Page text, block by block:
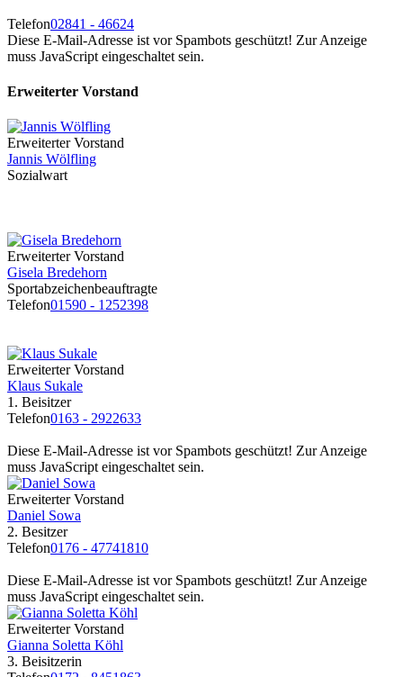
Telefon02841 - 46624
Diese E-Mail-Adresse ist vor Spambots geschützt! Zur Anzeige
muss JavaScript eingeschaltet sein.
Erweiterter Vorstand
Erweiterter Vorstand
Jannis Wölfling
Sozialwart
Erweiterter Vorstand
Gisela Bredehorn
Sportabzeichenbeauftragte
Telefon01590 - 1252398
Erweiterter Vorstand
Klaus Sukale
1. Beisitzer
Telefon0163 - 2922633
Diese E-Mail-Adresse ist vor Spambots geschützt! Zur Anzeige
muss JavaScript eingeschaltet sein.
Erweiterter Vorstand
Daniel Sowa
2. Besitzer
Telefon0176 - 47741810
Diese E-Mail-Adresse ist vor Spambots geschützt! Zur Anzeige
muss JavaScript eingeschaltet sein.
Erweiterter Vorstand
Gianna Soletta Köhl
3. Beisitzerin